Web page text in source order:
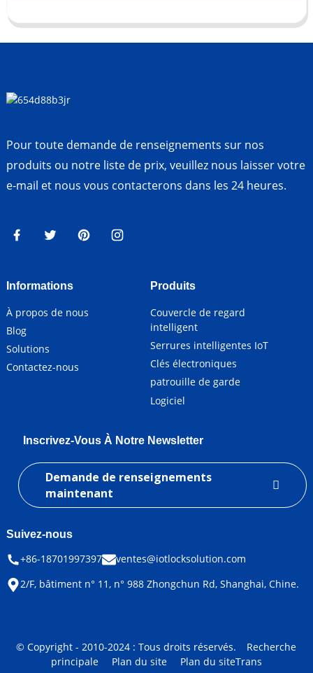
Pour toute demande de renseignements sur nos
produits ou notre liste de prix, veuillez nous laisser votre
e-mail et nous vous contacterons dans les 24 heures.
Informations
À propos de nous
Blog
Solutions
Contactez-nous
Produits
Couvercle de regard
intelligent
Serrures intelligentes IoT
Clés électroniques
patrouille de garde
Logiciel
Inscrivez-Vous À Notre Newsletter
Demande de renseignements
maintenant
Suivez-nous
+86-18701997397
ventes@iotlocksolution.com
2/F, bâtiment n° 11, n° 988 Zhongchun Rd, Shanghai, Chine.
© Copyright - 2010-2024 : Tous droits réservés.
Recherche
principale
Plan du site Plan du siteTrans